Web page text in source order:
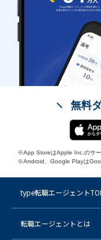
無料
※App StoreはApple Inc.のサー
※Android、Google Playは
type転職エージェント
転職エージェントとは